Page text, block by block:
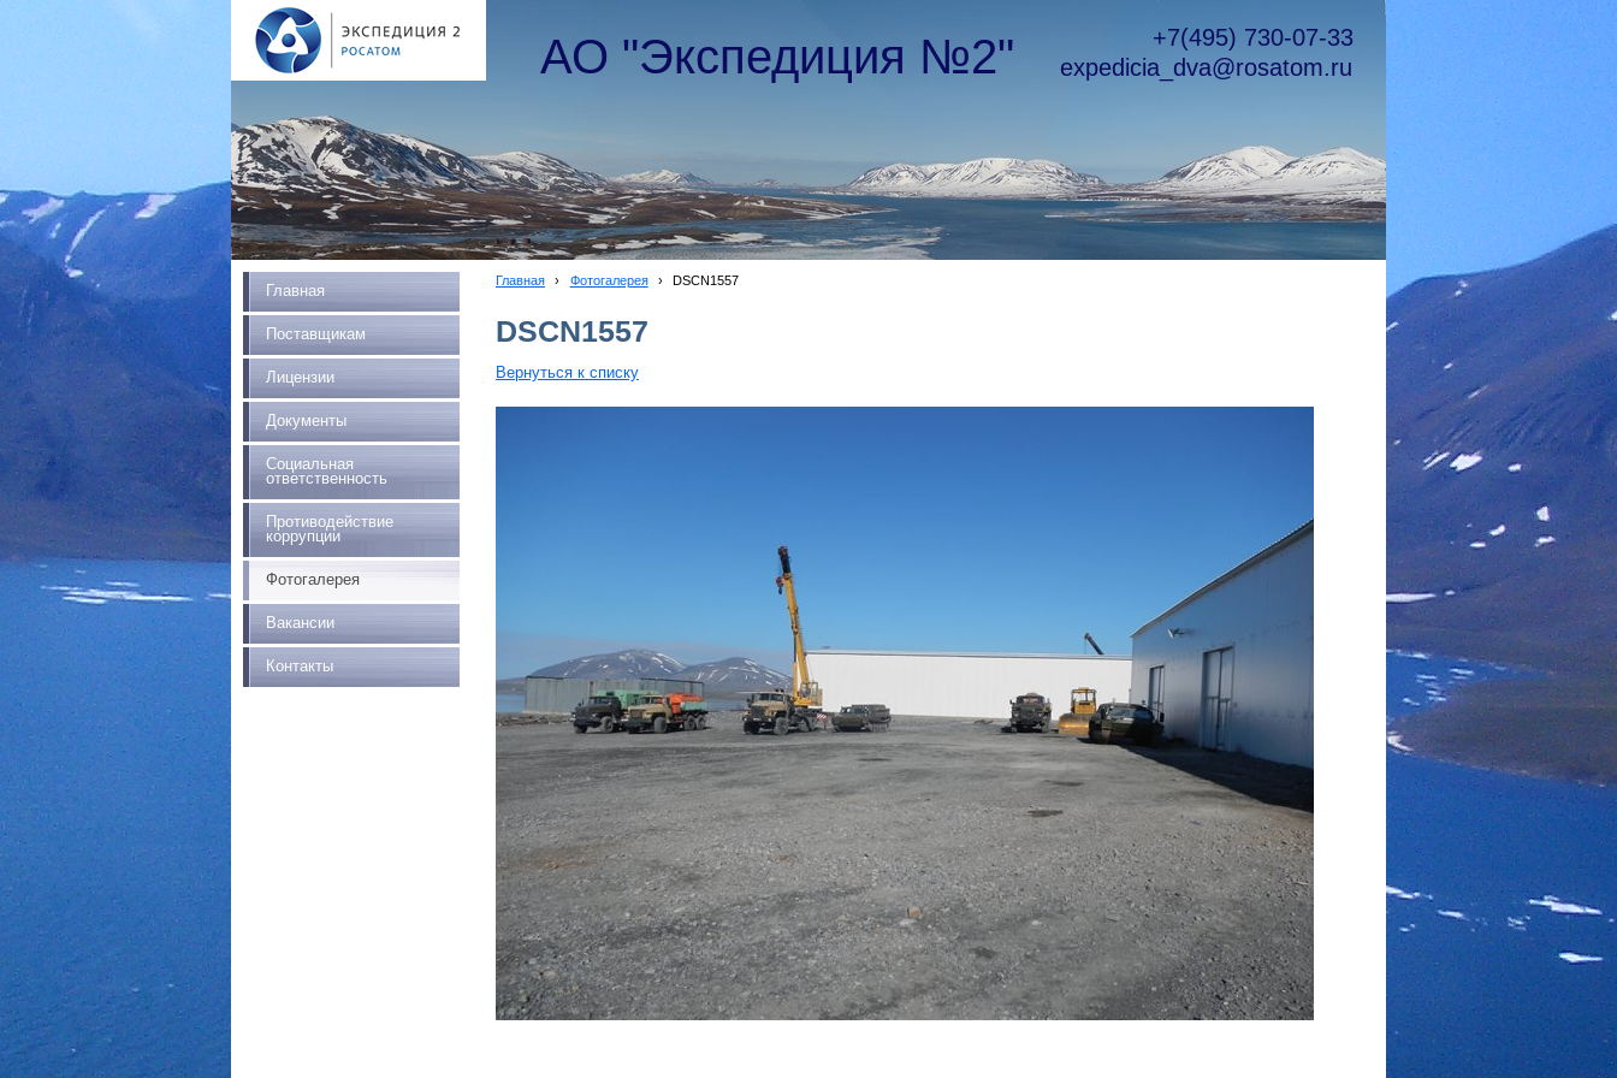
АО "Экспедиция №2"
+7(495) 730-07-33
expedicia_dva@rosatom.ru
Главная
Поставщикам
Лицензии
Документы
Социальная
ответственность
Противодействие
коррупции
Фотогалерея
Вакансии
Контакты
Главная › Фотогалерея › DSCN1557
DSCN1557
Вернуться к списку